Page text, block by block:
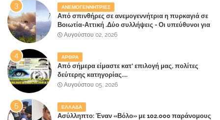
ΑΝΕΜΟΓΕΝΝΗΤΡΙΕΣ
Από σπινθήρες σε ανεμογεννήτρια η πυρκαγιά σε
Βοιωτία-Αττική .Δύο συλλήψεις - Οι υπεύθυνοι για
την λάθος διαχείριση της κατάσβεσης θα
Αυγούστου 02, 2026
ΑΡΘΡΑ
Από σήμερα είμαστε κατ' επιλογή μας, πολίτες
δεύτερης κατηγορίας....
Αυγούστου 05, 2026
ΕΛΛΑΔΑ
Ασύλληπτο: Έναν «Βόλο» με 102.000 παράνομους